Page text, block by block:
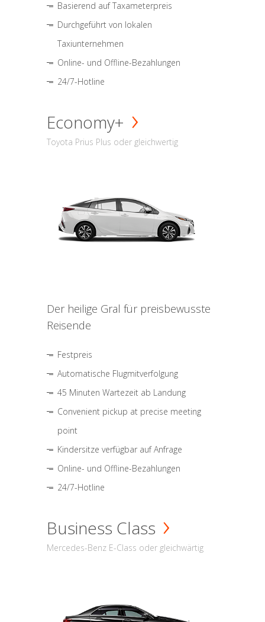
Basierend auf Taxameterpreis
Durchgeführt von lokalen
Taxiunternehmen
Online- und Offline-Bezahlungen
24/7-Hotline
Economy+
Toyota Prius Plus oder gleichwertig
Der heilige Gral für preisbewusste
Reisende
Festpreis
Automatische Flugmitverfolgung
45 Minuten Wartezeit ab Landung
Convenient pickup at precise meeting
point
Kindersitze verfügbar auf Anfrage
Online- und Offline-Bezahlungen
24/7-Hotline
Business Class
Mercedes-Benz E-Class oder gleichwärtig